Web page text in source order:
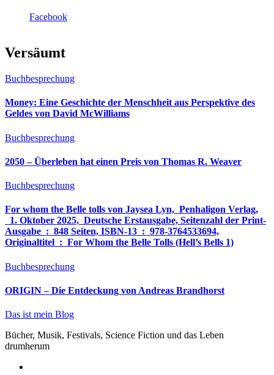
Facebook
Versäumt
Buchbesprechung
Money: Eine Geschichte der Menschheit aus Perspektive des
Geldes von David McWilliams
Buchbesprechung
2050 – Überleben hat einen Preis von Thomas R. Weaver
Buchbesprechung
For whom the Belle tolls von Jaysea Lyn, ‎ Penhaligon Verlag,
‎ 1. Oktober 2025, ‎ Deutsche Erstausgabe, Seitenzahl der Print-
Ausgabe ‏ : ‎ 848 Seiten, ISBN-13 ‏ : ‎ 978-3764533694,
Originaltitel ‏ : ‎ For Whom the Belle Tolls (Hell’s Bells 1)
Buchbesprechung
ORIGIN – Die Entdeckung von Andreas Brandhorst
Das ist mein Blog
Bücher, Musik, Festivals, Science Fiction und das Leben
drumherum